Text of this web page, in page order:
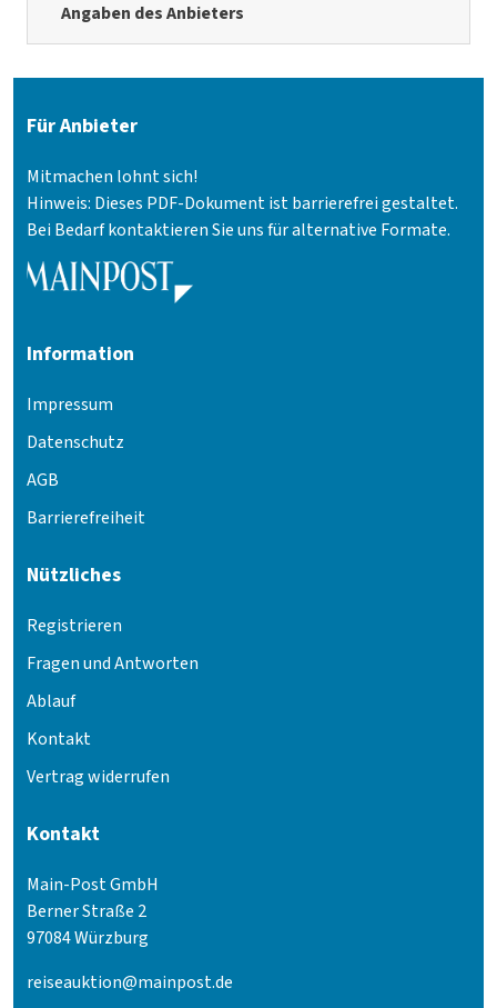
Angaben des Anbieters
Für Anbieter
Mitmachen lohnt sich!
Hinweis: Dieses PDF-Dokument ist barrierefrei gestaltet.
Bei Bedarf kontaktieren Sie uns für alternative Formate.
Information
Impressum
Datenschutz
AGB
Barrierefreiheit
Nützliches
Registrieren
Fragen und Antworten
Ablauf
Kontakt
Vertrag widerrufen
Kontakt
Main-Post GmbH
Berner Straße 2
97084 Würzburg
reiseauktion@mainpost.de